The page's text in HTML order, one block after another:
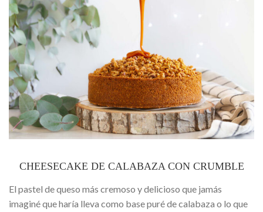
CHEESECAKE DE CALABAZA CON CRUMBLE
El pastel de queso más cremoso y delicioso que jamás
imaginé que haría lleva como base puré de calabaza o lo que